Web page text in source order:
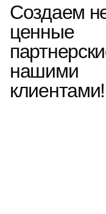
Создаем
ценные
нашими
клиентами!